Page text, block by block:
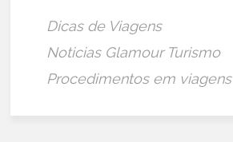
Dicas de Viagens
Noticias Glamour Turismo
Procedimentos em viagens